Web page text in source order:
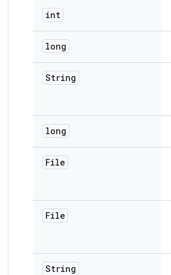
int
long
String
long
File
File
String